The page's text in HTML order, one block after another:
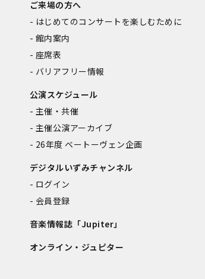
ご来場の方へ
はじめてのコンサートを楽しむために
館内案内
座席表
バリアフリー情報
公演スケジュール
主催・共催
主催公演アーカイブ
26年度 ベートーヴェン企画
デジタルいずみチャンネル
ログイン
会員登録
音楽情報誌「Jupiter」
オンライン・ジュピター